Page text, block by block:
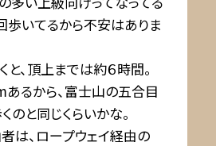
歩いてるから不安はありま
と、頂上までは約６時間。
るから、富士山の五合目
のと同じくらいかな。
は、ロープウェイ経由の